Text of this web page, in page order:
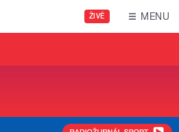
ŽIVĚ MENU